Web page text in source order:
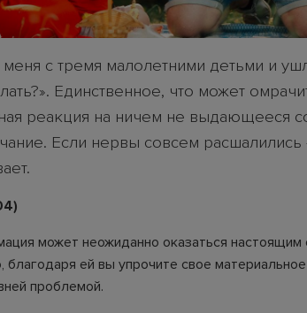
с тремя малолетними детьми и
Единственное, что может
реакция на ничем не выдающееся
Если нервы совсем расшалились
может неожиданно оказаться
благодаря ей вы упрочите свое
проблемой.